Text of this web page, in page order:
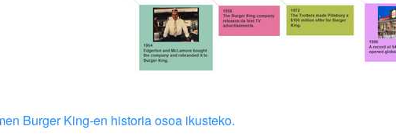
Burger King-en historia osoa ikusteko.